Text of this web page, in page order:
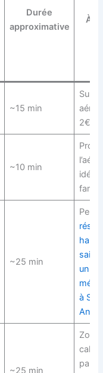
Durée
approximative
À
~15 min
2€
~10 min
idéal
~25 min
haute
un
à San
~25 min
Zone